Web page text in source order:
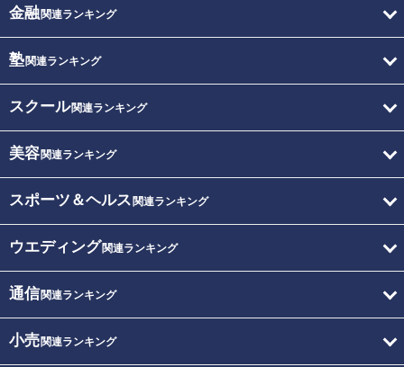
金融関連ランキング
塾関連ランキング
スクール関連ランキング
美容関連ランキング
スポーツ＆ヘルス 関連ランキング
ウエディング関連ランキング
通信関連ランキング
小売関連ランキング